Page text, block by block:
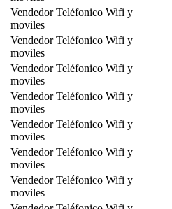
Vendedor Teléfonico Wifi y
moviles
Vendedor Teléfonico Wifi y
moviles
Vendedor Teléfonico Wifi y
moviles
Vendedor Teléfonico Wifi y
moviles
Vendedor Teléfonico Wifi y
moviles
Vendedor Teléfonico Wifi y
moviles
Vendedor Teléfonico Wifi y
moviles